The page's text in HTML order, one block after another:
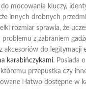
do mocowania kluczy,
innych drobnych
rozmiar sprawia, że
problemu z zabraniem
akcesoriów do legitymacji
karabińczykami. Posiada
przepustka czy
i łatwo dostępne w